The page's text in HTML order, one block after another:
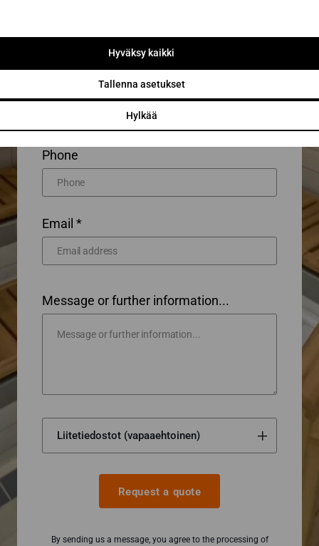
Hylkää
Tallenna asetukset
Hyväksy kaikki
Last name *
Phone
Email *
Message or further information...
Request a quote
By sending us a message, you agree to the processing of